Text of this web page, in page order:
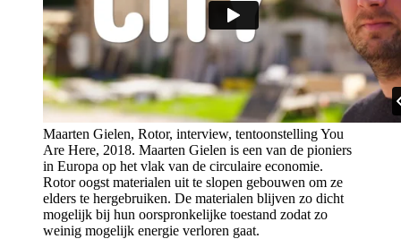
Maarten Gielen, Rotor, interview, tentoonstelling You
Are Here, 2018. Maarten Gielen is een van de pioniers
in Europa op het vlak van de circulaire economie.
Rotor oogst materialen uit te slopen gebouwen om ze
elders te hergebruiken. De materialen blijven zo dicht
mogelijk bij hun oorspronkelijke toestand zodat zo
weinig mogelijk energie verloren gaat.